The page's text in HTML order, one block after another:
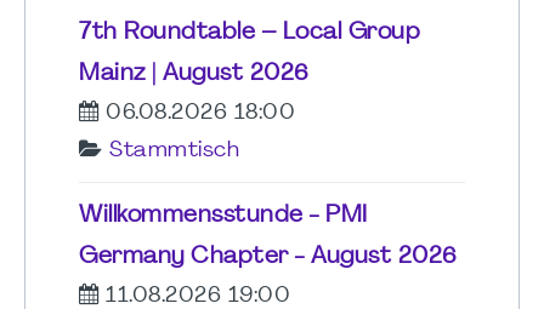
7th Roundtable – Local Group
Mainz | August 2026
06.08.2026 18:00
Stammtisch
Willkommensstunde - PMI
Germany Chapter - August 2026
11.08.2026 19:00